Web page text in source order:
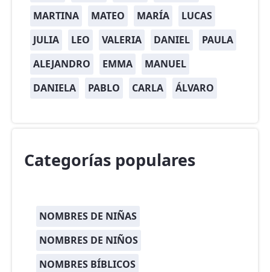
MARTINA
MATEO MARÍA
LUCAS
JULIA
LEO VALERIA DANIEL
PAULA
ALEJANDRO
EMMA
MANUEL
DANIELA
PABLO CARLA ÁLVARO
Categorías populares
NOMBRES DE NIÑAS
NOMBRES DE NIÑOS
NOMBRES BÍBLICOS